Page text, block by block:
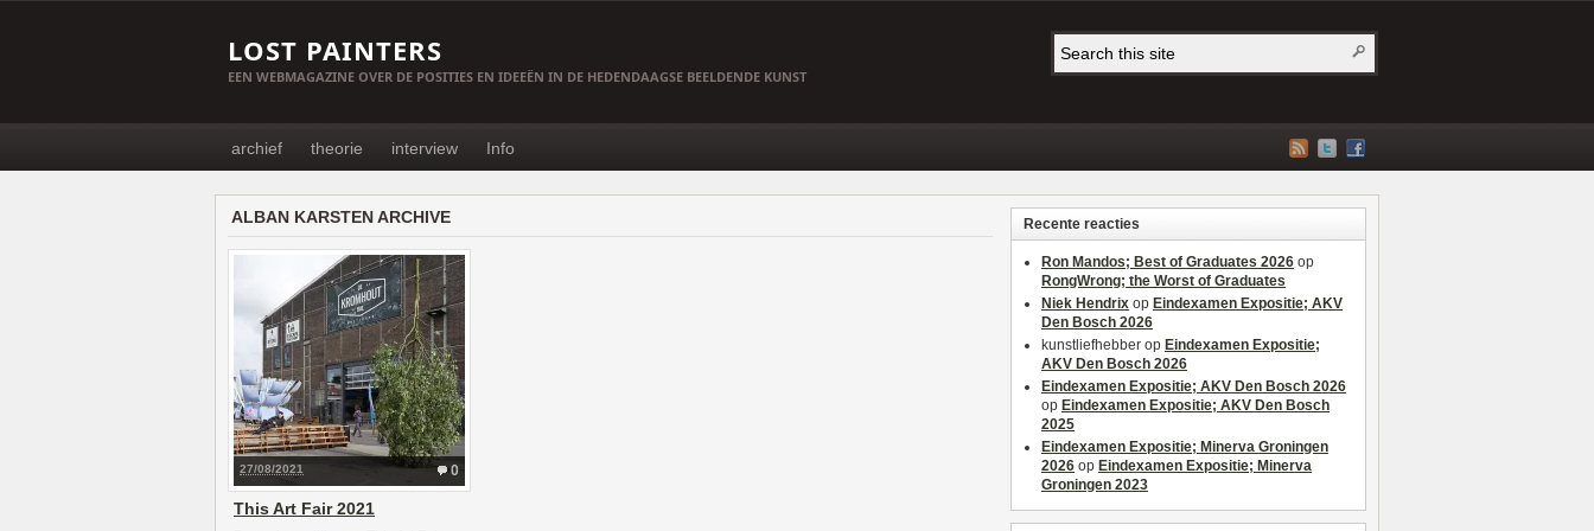
LOST PAINTERS
EEN WEBMAGAZINE OVER DE POSITIES EN IDEEËN IN DE HEDENDAAGSE BEELDENDE KUNST
archief theorie interview Info
ALBAN KARSTEN ARCHIVE
0
27/08/2021
This Art Fair 2021
Recente reacties
Ron Mandos; Best of Graduates 2026 op
RongWrong; the Worst of Graduates
Niek Hendrix op Eindexamen Expositie; AKV
Den Bosch 2026
kunstliefhebber op Eindexamen Expositie;
AKV Den Bosch 2026
Eindexamen Expositie; AKV Den Bosch 2026
op Eindexamen Expositie; AKV Den Bosch
2025
Eindexamen Expositie; Minerva Groningen
2026 op Eindexamen Expositie; Minerva
Groningen 2023